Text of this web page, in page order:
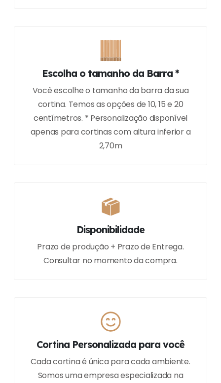
Escolha o tamanho da Barra *
Você escolhe o tamanho da barra da sua
cortina. Temos as opções de 10, 15 e 20
centímetros. * Personalização disponível
apenas para cortinas com altura inferior a
2,70m
Disponibilidade
Prazo de produção + Prazo de Entrega.
Consultar no momento da compra.
Cortina Personalizada para você
Cada cortina é única para cada ambiente.
Somos uma empresa especializada na